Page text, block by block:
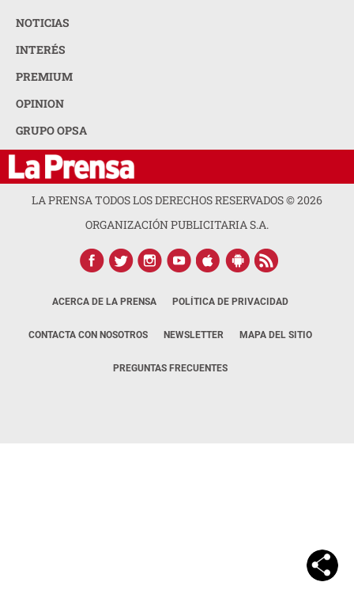
NOTICIAS
INTERÉS
PREMIUM
OPINION
GRUPO OPSA
LA PRENSA TODOS LOS DERECHOS RESERVADOS ©2026
ORGANIZACIÓN PUBLICITARIA S.A.
ACERCA DE LA PRENSA POLÍTICA DE PRIVACIDAD
CONTACTA CON NOSOTROS NEWSLETTER MAPA DEL SITIO
PREGUNTAS FRECUENTES